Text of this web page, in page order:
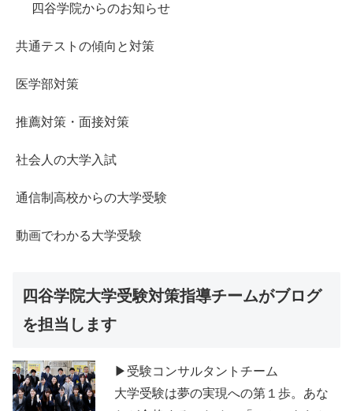
四谷学院からのお知らせ
共通テストの傾向と対策
医学部対策
推薦対策・面接対策
社会人の大学入試
通信制高校からの大学受験
動画でわかる大学受験
四谷学院大学受験対策指導チームがブログ
を担当します
▶受験コンサルタントチーム
大学受験は夢の実現への第１歩。あな